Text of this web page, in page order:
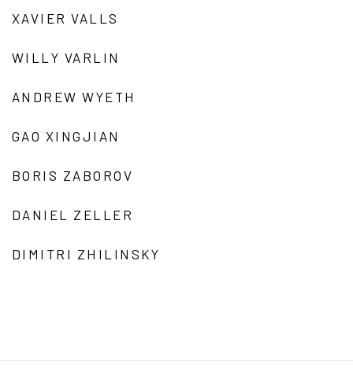
XAVIER VALLS
WILLY VARLIN
ANDREW WYETH
GAO XINGJIAN
BORIS ZABOROV
DANIEL ZELLER
DIMITRI ZHILINSKY